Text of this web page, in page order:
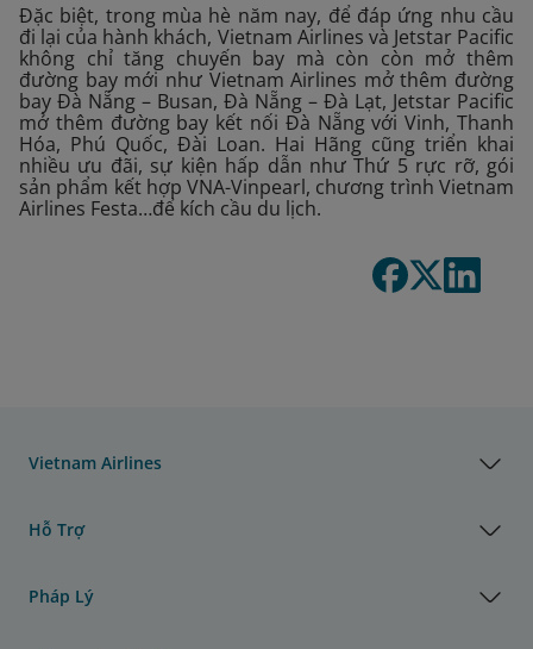
Đặc biệt, trong mùa hè năm nay, để đáp ứng nhu cầu
đi lại của hành khách, Vietnam Airlines và Jetstar Pacific
không chỉ tăng chuyến bay mà còn còn mở thêm
đường bay mới như Vietnam Airlines mở thêm đường
bay Đà Nẵng – Busan, Đà Nẵng – Đà Lạt, Jetstar Pacific
mở thêm đường bay kết nối Đà Nẵng với Vinh, Thanh
Hóa, Phú Quốc, Đài Loan. Hai Hãng cũng triển khai
nhiều ưu đãi, sự kiện hấp dẫn như Thứ 5 rực rỡ, gói
sản phẩm kết hợp VNA-Vinpearl, chương trình Vietnam
Airlines Festa…để kích cầu du lịch.
Vietnam Airlines
Hỗ Trợ
Pháp Lý